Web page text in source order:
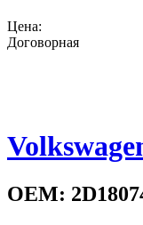
Цена:
Договорная
OEM: